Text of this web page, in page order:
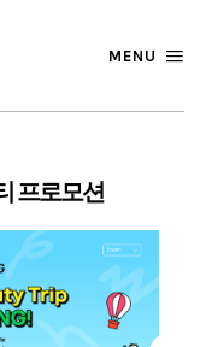
MENU
프로모션